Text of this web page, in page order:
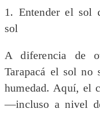
1. Entender el sol
sol
A diferencia de
Tarapacá el sol no
humedad. Aquí, el
—incluso a nivel